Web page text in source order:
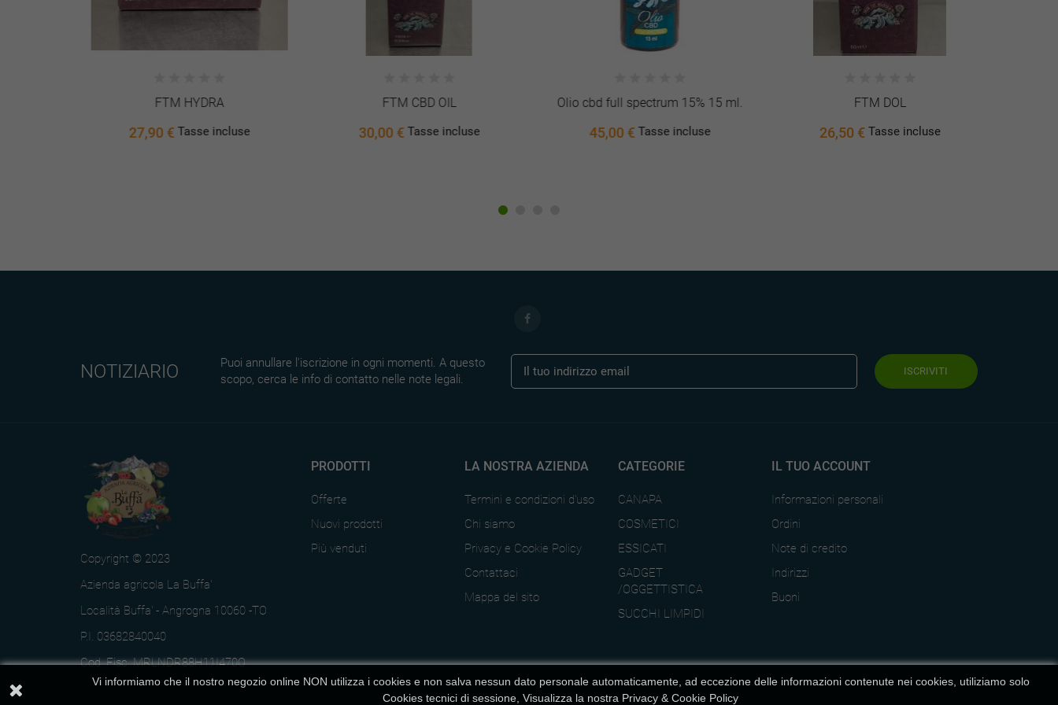
FTM HYDRA
27,90 €Tasse incluse
FTM CBD OIL
30,00 €Tasse incluse
Olio cbd full spectrum 15% 15 ml.
45,00 €Tasse incluse
FTM DOL
26,50 €Tasse incluse
NOTIZIARIO
Puoi annullare l'iscrizione in ogni momenti. A questo
scopo, cerca le info di contatto nelle note legali.
ISCRIVITI
Copyright © 2023
Azienda agricola La Buffa'
Località Buffa' - Angrogna 10060 -TO
P.I. 03682840040
Cod. Fisc. MRLNDR88H11I470Q
PRODOTTI
Offerte
Nuovi prodotti
Più venduti
LA NOSTRA AZIENDA
Termini e condizioni d'uso
Chi siamo
Privacy e Cookie Policy
Contattaci
Mappa del sito
CATEGORIE
CANAPA
COSMETICI
ESSICATI
GADGET
/OGGETTISTICA
SUCCHI LIMPIDI
IL TUO ACCOUNT
Informazioni personali
Ordini
Note di credito
Indirizzi
Buoni
Vi informiamo che il nostro negozio online NON utilizza i cookies e non salva nessun dato personale automaticamente, ad eccezione delle informazioni contenute nei cookies, utiliziamo solo
Cookies tecnici di sessione, Visualizza la nostra Privacy & Cookie Policy